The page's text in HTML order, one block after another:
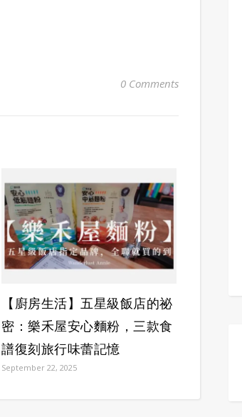
0 Comments
【廚房生活】五星級飯店的祕
密：樂禾屋安心麵粉，三款食
譜復刻旅行味蕾記憶
September 22, 2025